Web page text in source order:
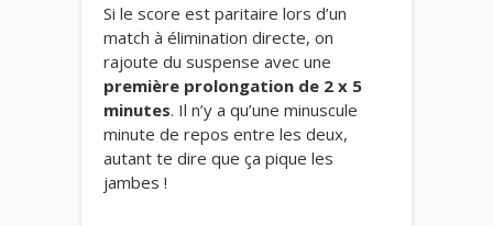
Si le score est paritaire lors d’un
match à élimination directe, on
rajoute du suspense avec une
première prolongation de 2 x 5
minutes. Il n’y a qu’une minuscule
minute de repos entre les deux,
autant te dire que ça pique les
jambes !